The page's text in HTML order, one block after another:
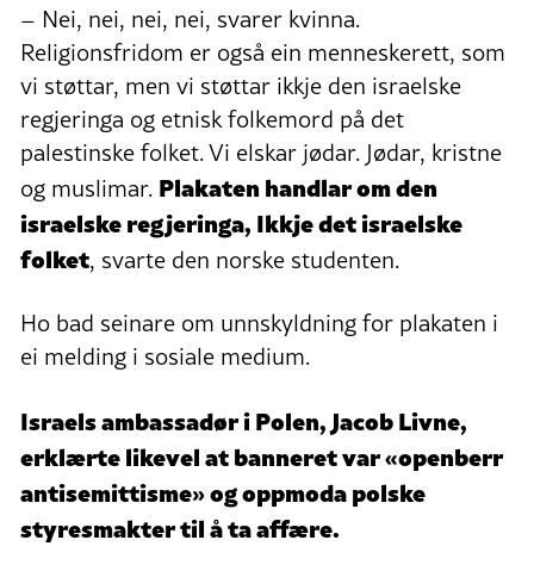
– Nei, nei, nei, nei, svarer kvinna.
Religionsfridom er også ein menneskerett, som
vi støttar, men vi støttar ikkje den israelske
regjeringa og etnisk folkemord på det
palestinske folket. Vi elskar jødar. Jødar, kristne
og muslimar. Plakaten handlar om den
israelske regjeringa, Ikkje det israelske
folket, svarte den norske studenten.
Ho bad seinare om unnskyldning for plakaten i
ei melding i sosiale medium.
Israels ambassadør i Polen, Jacob Livne,
erklærte likevel at banneret var «openberr
antisemittisme» og oppmoda polske
styresmakter til å ta affære.